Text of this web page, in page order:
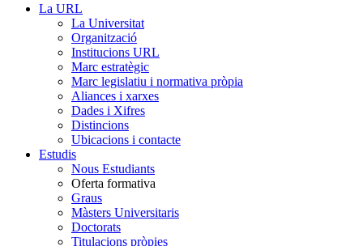
La URL
La Universitat
Organització
Institucions URL
Marc estratègic
Marc legislatiu i normativa pròpia
Aliances i xarxes
Dades i Xifres
Distincions
Ubicacions i contacte
Estudis
Nous Estudiants
Oferta formativa
Graus
Màsters Universitaris
Doctorats
Titulacions pròpies